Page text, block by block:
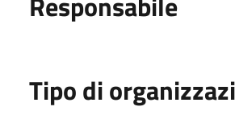
Tipo di